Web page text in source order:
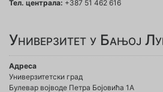
Тел. централа: +387 51 462 616
Универзитет у Бањој
Адреса
Универзитетски град
Булевар војводе Петра Бојовића 1А